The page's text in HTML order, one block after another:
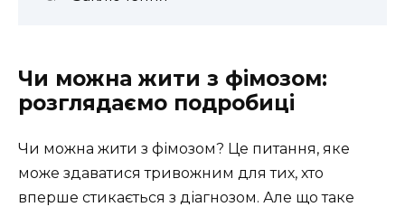
Чи можна жити з фімозом:
розглядаємо подробиці
Чи можна жити з фімозом? Це питання, яке
може здаватися тривожним для тих, хто
вперше стикається з діагнозом. Але що таке